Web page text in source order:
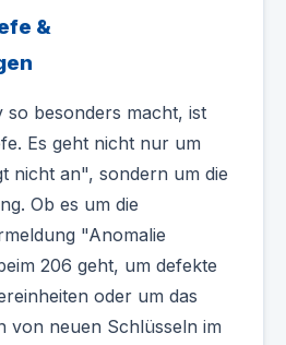
&
so besonders macht, ist
Es geht nicht nur um
nicht an", sondern um die
Ob es um die
"Anomalie
206 geht, um defekte
oder um das
von neuen Schlüsseln im